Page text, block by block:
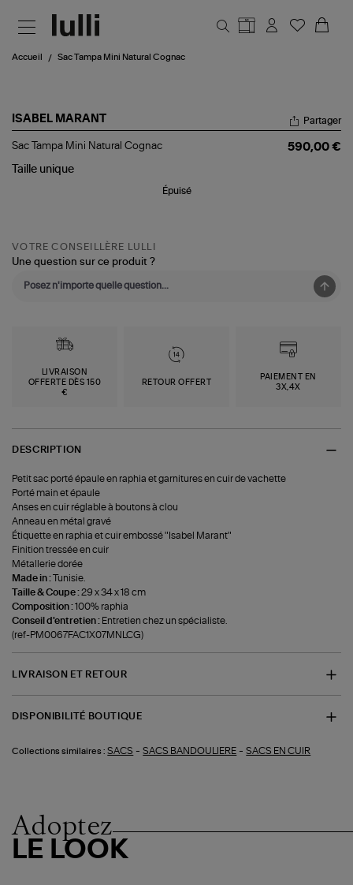
Accueil Sac Tampa Mini Natural Cognac
ISABEL MARANT
Sac
Mini
Partager
Sac Tampa Mini Natural Cognac
590,00 €
Taille unique
Épuisé
VOTRE CONSEILLÈRE LULLI
Une question sur ce produit ?
LIVRAISON
OFFERTE DÈS 150
€
RETOUR OFFERT
PAIEMENT EN
3X,4X
DESCRIPTION
Petit sac porté épaule en raphia et garnitures en cuir de vachette
Porté main et épaule
Anses en cuir réglable à boutons à clou
Anneau en métal gravé
Étiquette en raphia et cuir embossé "Isabel Marant"
Finition tressée en cuir
Métallerie dorée
Made in :Tunisie.
Taille & Coupe :29 x 34 x 18 cm
Composition :100% raphia
Conseil d'entretien : Entretien chez un spécialiste.
(ref-PM0067FAC1X07MNLCG)
LIVRAISON ET RETOUR
DISPONIBILITÉ BOUTIQUE
Collections similaires : SACS -SACS BANDOULIERE -SACS EN CUIR
Adoptez
LE LOOK